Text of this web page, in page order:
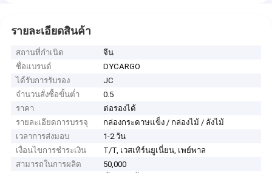
รายละเอียดสินค้า
สถานที่กำเนิด
จีน
ชื่อแบรนด์
DYCARGO
ได้รับการรับรอง
JC
จำนวนสั่งซื้อขั้นต่ำ
0.5
ราคา
ต่อรองได้
รายละเอียดการบรรจุ
กล่องกระดาษแข็ง / กล่องไม้ / ลังไม้
เวลาการส่งมอบ
1-2 วัน
เงื่อนไขการชำระเงิน
T/T, เวสเทิร์นยูเนี่ยน, เพย์พาล
สามารถในการผลิต
50,000